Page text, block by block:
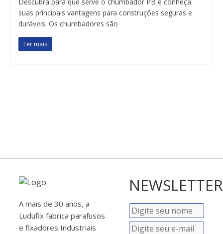
suas principais vantagens para construções seguras e
duráveis. Os chumbadores são
Ler mais
A mais de 30 anos, a
Ludufix fabrica parafusos
e fixadores Industriais
NEWSLETTER